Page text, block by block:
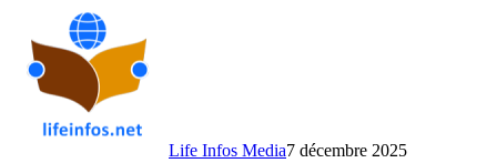
Life Infos Media7 décembre 2025